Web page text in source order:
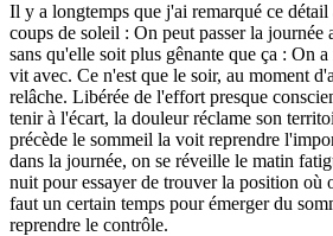
Il y a longtemps que j'ai remarqué ce détail
coups de soleil : On peut passer la journée
sans qu'elle soit plus gênante que ça : On
vit avec. Ce n'est que le soir, au moment
relâche. Libérée de l'effort presque
tenir à l'écart, la douleur réclame son
précède le sommeil la voit reprendre
dans la journée, on se réveille le matin
nuit pour essayer de trouver la position où
faut un certain temps pour émerger du
reprendre le contrôle.